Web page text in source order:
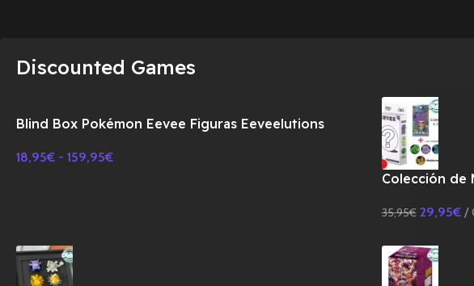
Discounted Games
Blind Box Pokémon Eevee Figuras Eeveelutions
18,95€ - 159,95€
Colección de
35,95€ 29,95€